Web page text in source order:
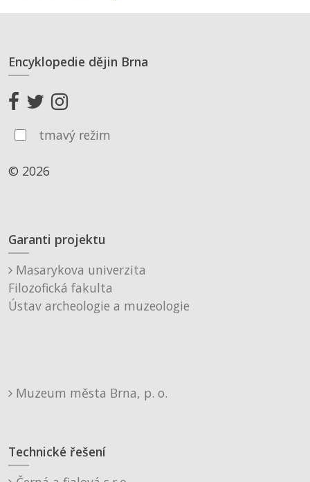
Encyklopedie dějin Brna
tmavý režim
© 2026
Garanti projektu
Masarykova univerzita
Filozofická fakulta
Ústav archeologie a muzeologie
Muzeum města Brna, p. o.
Technické řešení